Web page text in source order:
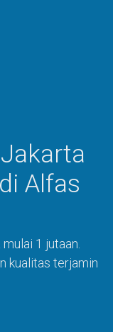
Alfas
1 jutaan.
kualitas terjamin